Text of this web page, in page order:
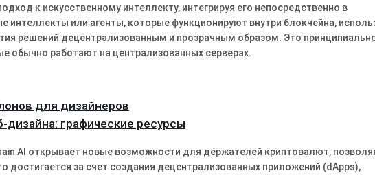
к искусственному интеллекту, интегрируя его непосредственно в
интеллекты или агенты, которые функционируют внутри блокчейна,
решений децентрализованным и прозрачным образом. Это
обычно работают на централизованных серверах.
для дизайнеров
графические ресурсы
AI открывает новые возможности для держателей криптовалют,
достигается за счет создания децентрализованных приложений (dApps),